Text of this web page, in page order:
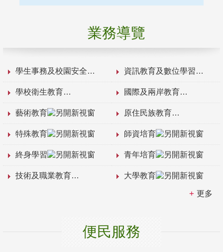
業務導覽
學生事務及校園安全 資訊教育及數位學習
學校衛生教育 國際及兩岸教育
藝術教育 原住民族教育
特殊教育 師資培育
終身學習 青年培育
技術及職業教育 大學教育
更多
便民服務